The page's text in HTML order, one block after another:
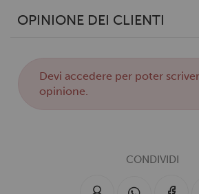
OPINIONE DEI CLIENTI
Deviaccedere per poter
opinione.
CONDIVIDI